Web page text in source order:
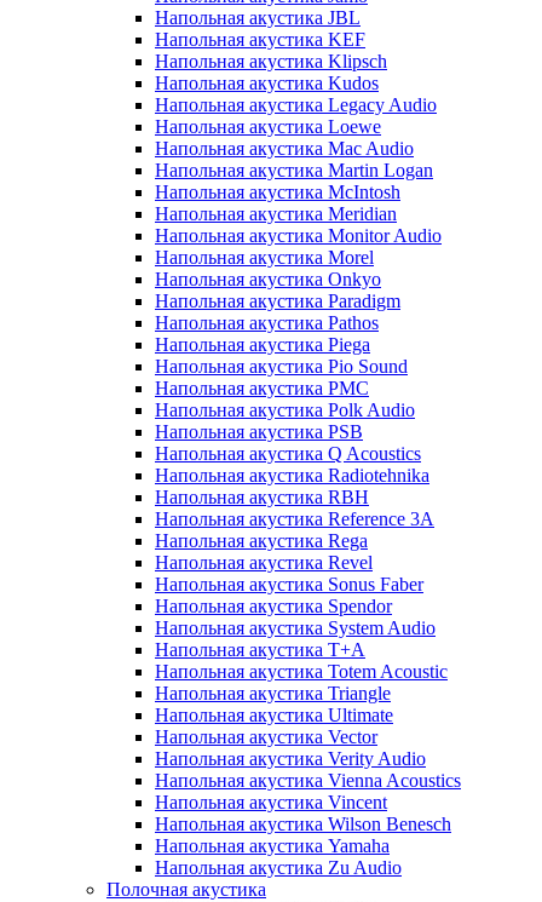
Напольная акустика JBL
Напольная акустика KEF
Напольная акустика Klipsch
Напольная акустика Kudos
Напольная акустика Legacy Audio
Напольная акустика Loewe
Напольная акустика Mac Audio
Напольная акустика Martin Logan
Напольная акустика McIntosh
Напольная акустика Meridian
Напольная акустика Monitor Audio
Напольная акустика Morel
Напольная акустика Onkyo
Напольная акустика Paradigm
Напольная акустика Pathos
Напольная акустика Piega
Напольная акустика Pio Sound
Напольная акустика PMC
Напольная акустика Polk Audio
Напольная акустика PSB
Напольная акустика Q Acoustics
Напольная акустика Radiotehnika
Напольная акустика RBH
Напольная акустика Reference 3A
Напольная акустика Rega
Напольная акустика Revel
Напольная акустика Sonus Faber
Напольная акустика Spendor
Напольная акустика System Audio
Напольная акустика T+A
Напольная акустика Totem Acoustic
Напольная акустика Triangle
Напольная акустика Ultimate
Напольная акустика Vector
Напольная акустика Verity Audio
Напольная акустика Vienna Acoustics
Напольная акустика Vincent
Напольная акустика Wilson Benesch
Напольная акустика Yamaha
Напольная акустика Zu Audio
Полочная акустика